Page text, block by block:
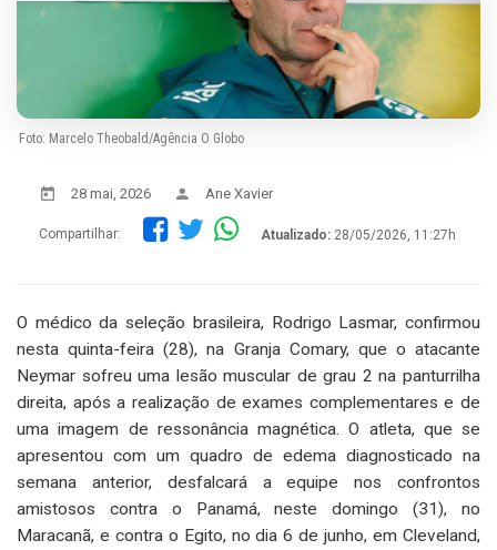
Foto: Marcelo Theobald/Agência O Globo
28 mai, 2026 Ane Xavier
Compartilhar: Atualizado: 28/05/2026, 11:27h
O médico da seleção brasileira, Rodrigo Lasmar, confirmou
nesta quinta-feira (28), na Granja Comary, que o atacante
Neymar sofreu uma lesão muscular de grau 2 na panturrilha
direita, após a realização de exames complementares e de
uma imagem de ressonância magnética. O atleta, que se
apresentou com um quadro de edema diagnosticado na
semana anterior, desfalcará a equipe nos confrontos
amistosos contra o Panamá, neste domingo (31), no
Maracanã, e contra o Egito, no dia 6 de junho, em Cleveland,